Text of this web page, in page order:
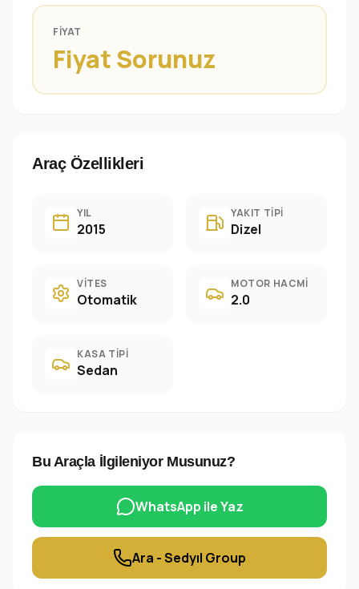
FIYAT
Fiyat Sorunuz
Araç Özellikleri
YIL
2015
YAKIT TIPI
Dizel
VITES
Otomatik
MOTOR HACMI
2.0
KASA TIPI
Sedan
Bu Araçla İlgileniyor Musunuz?
WhatsApp ile Yaz
Ara - Sedyıl Group